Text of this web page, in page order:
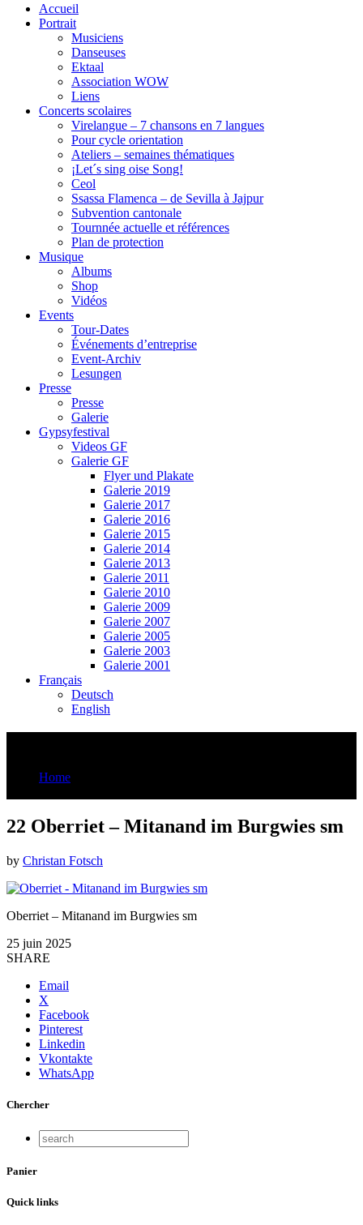
Accueil
Portrait
Musiciens
Danseuses
Ektaal
Association WOW
Liens
Concerts scolaires
Virelangue – 7 chansons en 7 langues
Pour cycle orientation
Ateliers – semaines thématiques
¡Let´s sing oise Song!
Ceol
Ssassa Flamenca – de Sevilla à Jajpur
Subvention cantonale
Tournnée actuelle et références
Plan de protection
Musique
Albums
Shop
Vidéos
Events
Tour-Dates
Événements d’entreprise
Event-Archiv
Lesungen
Presse
Presse
Galerie
Gypsyfestival
Videos GF
Galerie GF
Flyer und Plakate
Galerie 2019
Galerie 2017
Galerie 2016
Galerie 2015
Galerie 2014
Galerie 2013
Galerie 2011
Galerie 2010
Galerie 2009
Galerie 2007
Galerie 2005
Galerie 2003
Galerie 2001
Français
Deutsch
English
Home
22 Oberriet – Mitanand im Burgwies sm
by Christan Fotsch
Oberriet – Mitanand im Burgwies sm
25 juin 2025
SHARE
Email
X
Facebook
Pinterest
Linkedin
Vkontakte
WhatsApp
Chercher
Panier
Quick links